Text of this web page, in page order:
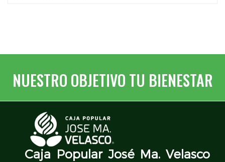
NUESTRO OBJETIVO TU BIENESTAR
Caja Popular José Ma. Velasco